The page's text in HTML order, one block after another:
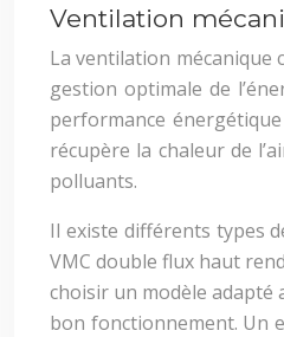
Ventilation
La ventilation mécanique
gestion optimale de
performance
récupère la chaleur de
polluants.
Il existe différents types
VMC double flux haut
choisir un modèle adapté
bon fonctionnement. Un